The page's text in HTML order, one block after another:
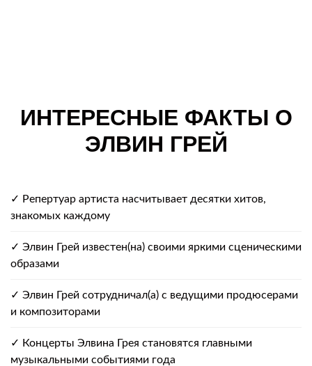
ИНТЕРЕСНЫЕ ФАКТЫ О
ЭЛВИН ГРЕЙ
✓ Репертуар артиста насчитывает десятки хитов,
знакомых каждому
✓ Элвин Грей известен(на) своими яркими сценическими
образами
✓ Элвин Грей сотрудничал(а) с ведущими продюсерами
и композиторами
✓ Концерты Элвина Грея становятся главными
музыкальными событиями года